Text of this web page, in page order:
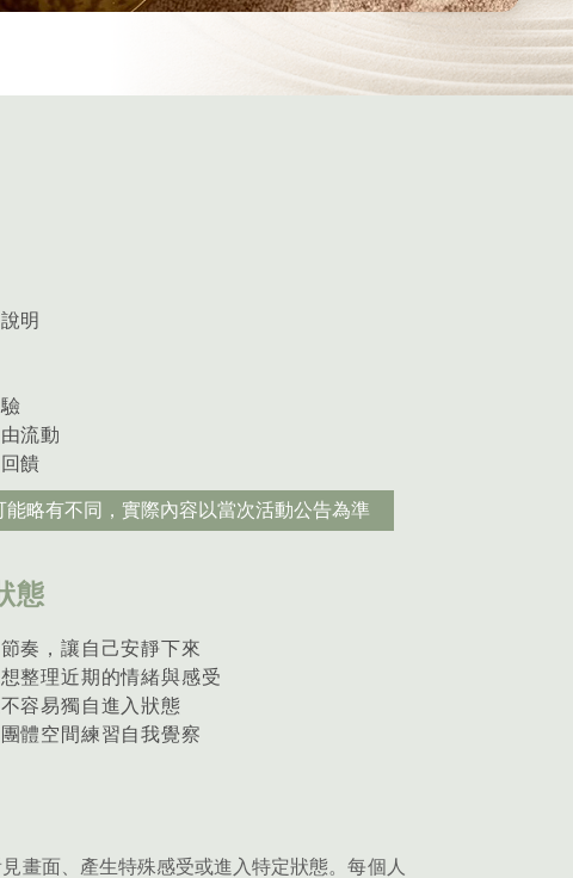
明
流動
饋
能略有不同，實際內容以當次活動公告為準
態
奏，讓自己安靜下來
整理近期的情緒與感受
容易獨自進入狀態
體空間練習自我覺察
畫面、產生特殊感受或進入特定狀態。每個人